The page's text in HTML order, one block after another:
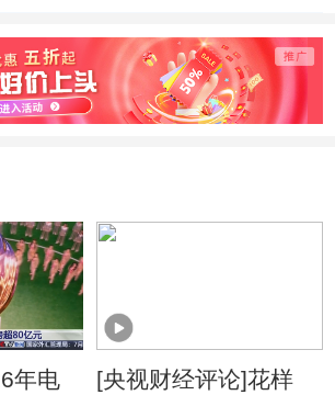
洲应发出自己的声
音
就绪
年电
[央视财经评论]花样